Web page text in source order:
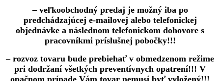
– veľkoobchodný predaj je možný iba po
predchádzajúcej e-mailovej alebo telefonickej
objednávke a následnom telefonickom dohovore s
pracovníkmi príslušnej pobočky!!!
– rozvoz tovaru bude prebiehať v obmedzenom režime
pri dodržaní všetkých preventívnych opatrení!!! V